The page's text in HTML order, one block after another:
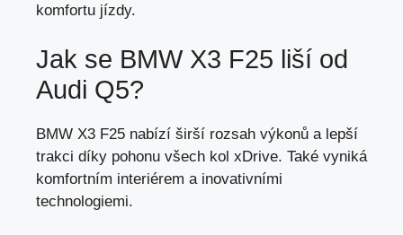
komfortu jízdy.
Jak se BMW X3 F25 liší od
Audi Q5?
BMW X3 F25 nabízí širší rozsah výkonů a lepší
trakci díky pohonu všech kol xDrive. Také vyniká
komfortním interiérem a inovativními
technologiemi.